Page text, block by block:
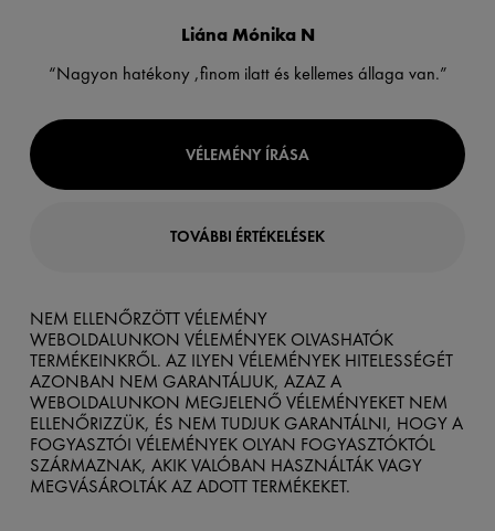
Liána Mónika N
“Nagyon hatékony ,finom ilatt és kellemes állaga van.”
VÉLEMÉNY ÍRÁSA
TOVÁBBI ÉRTÉKELÉSEK
NEM ELLENŐRZÖTT VÉLEMÉNY
WEBOLDALUNKON VÉLEMÉNYEK OLVASHATÓK
TERMÉKEINKRŐL. AZ ILYEN VÉLEMÉNYEK HITELESSÉGÉT
AZONBAN NEM GARANTÁLJUK, AZAZ A
WEBOLDALUNKON MEGJELENŐ VÉLEMÉNYEKET NEM
ELLENŐRIZZÜK, ÉS NEM TUDJUK GARANTÁLNI, HOGY A
FOGYASZTÓI VÉLEMÉNYEK OLYAN FOGYASZTÓKTÓL
SZÁRMAZNAK, AKIK VALÓBAN HASZNÁLTÁK VAGY
MEGVÁSÁROLTÁK AZ ADOTT TERMÉKEKET.